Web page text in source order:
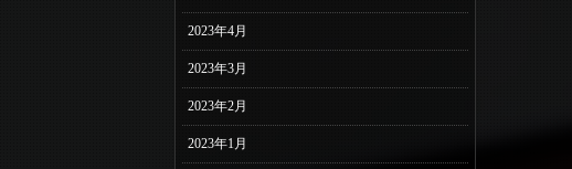
2023年4月
2023年3月
2023年2月
2023年1月